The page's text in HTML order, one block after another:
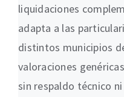
liquidaciones
adapta a las
distintos municipios
valoraciones
sin respaldo técnico